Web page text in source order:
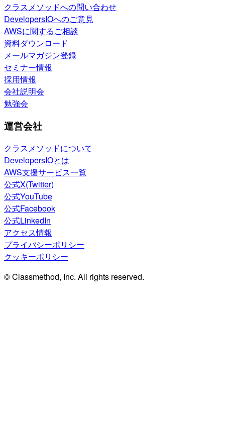
クラスメソッドへの問い合わせ
DevelopersIOへのご意見
AWSに関するご相談
資料ダウンロード
メールマガジン登録
セミナー情報
採用情報
会社説明会
勉強会
運営会社
クラスメソッドについて
DevelopersIOとは
AWS支援サービス一覧
公式X(Twitter)
公式YouTube
公式Facebook
公式LinkedIn
アクセス情報
プライバシーポリシー
クッキーポリシー
© Classmethod, Inc. All rights reserved.